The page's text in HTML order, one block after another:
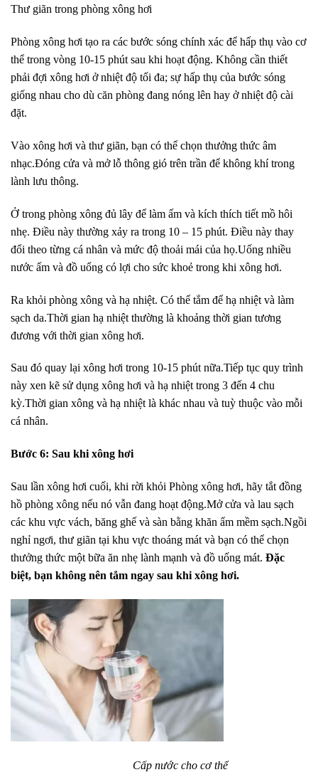
Thư giãn trong phòng xông hơi
Phòng xông hơi tạo ra các bước sóng chính xác để hấp thụ vào cơ
thể trong vòng 10-15 phút sau khi hoạt động. Không cần thiết
phải đợi xông hơi ở nhiệt độ tối đa; sự hấp thụ của bước sóng
giống nhau cho dù căn phòng đang nóng lên hay ở nhiệt độ cài
đặt.
Vào xông hơi và thư giãn, bạn có thể chọn thưởng thức âm
nhạc.Đóng cửa và mở lỗ thông gió trên trần để không khí trong
lành lưu thông.
Ở trong phòng xông đủ lây để làm ấm và kích thích tiết mồ hôi
nhẹ. Điều này thường xảy ra trong 10 – 15 phút. Điều này thay
đổi theo từng cá nhân và mức độ thoải mái của họ.Uống nhiều
nước ấm và đồ uống có lợi cho sức khoẻ trong khi xông hơi.
Ra khỏi phòng xông và hạ nhiệt. Có thể tắm để hạ nhiệt và làm
sạch da.Thời gian hạ nhiệt thường là khoảng thời gian tương
đương với thời gian xông hơi.
Sau đó quay lại xông hơi trong 10-15 phút nữa.Tiếp tục quy trình
này xen kẽ sử dụng xông hơi và hạ nhiệt trong 3 đến 4 chu
kỳ.Thời gian xông và hạ nhiệt là khác nhau và tuỳ thuộc vào mỗi
cá nhân.
Bước 6: Sau khi xông hơi
Sau lần xông hơi cuối, khi rời khỏi Phòng xông hơi, hãy tắt đồng
hồ phòng xông nếu nó vẫn đang hoạt động.Mở cửa và lau sạch
các khu vực vách, băng ghế và sàn bằng khăn ẩm mềm sạch.Ngồi
nghỉ ngơi, thư giãn tại khu vực thoáng mát và bạn có thể chọn
thưởng thức một bữa ăn nhẹ lành mạnh và đồ uống mát. Đặc
biệt, bạn không nên tắm ngay sau khi xông hơi.
Cấp nước cho cơ thể